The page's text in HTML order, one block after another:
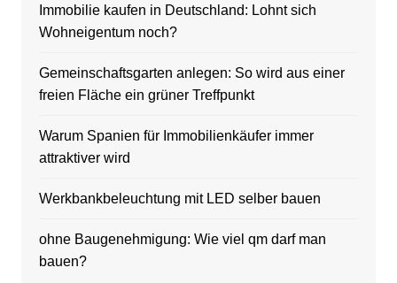
Immobilie kaufen in Deutschland: Lohnt sich
Wohneigentum noch?
Gemeinschaftsgarten anlegen: So wird aus einer
freien Fläche ein grüner Treffpunkt
Warum Spanien für Immobilienkäufer immer
attraktiver wird
Werkbankbeleuchtung mit LED selber bauen
ohne Baugenehmigung: Wie viel qm darf man
bauen?